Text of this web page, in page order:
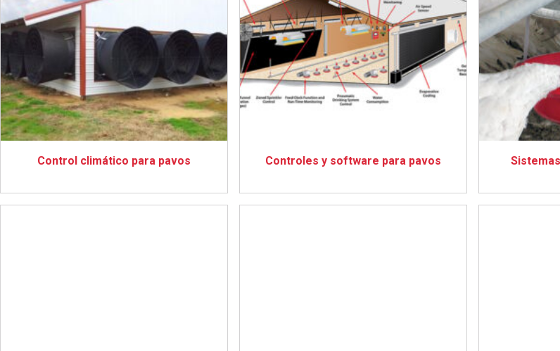
Control climático para pavos Controles y software para pavos